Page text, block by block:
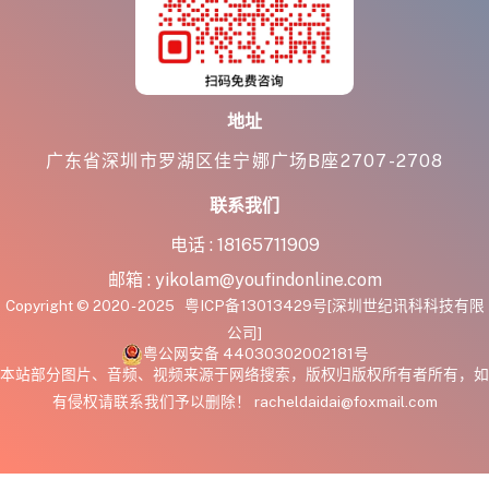
地址
广东省深圳市罗湖区佳宁娜广场B座2707-2708
联系我们
电话 : 18165711909
邮箱 : yikolam@youfindonline.com
Copyright © 2020 - 2025 粤ICP备13013429号[深圳世纪讯科科技有限
公司]
粤公网安备 44030302002181号
本站部分图片、音频、视频来源于网络搜索，版权归版权所有者所有，如
有侵权请联系我们予以删除！ racheldaidai@foxmail.com